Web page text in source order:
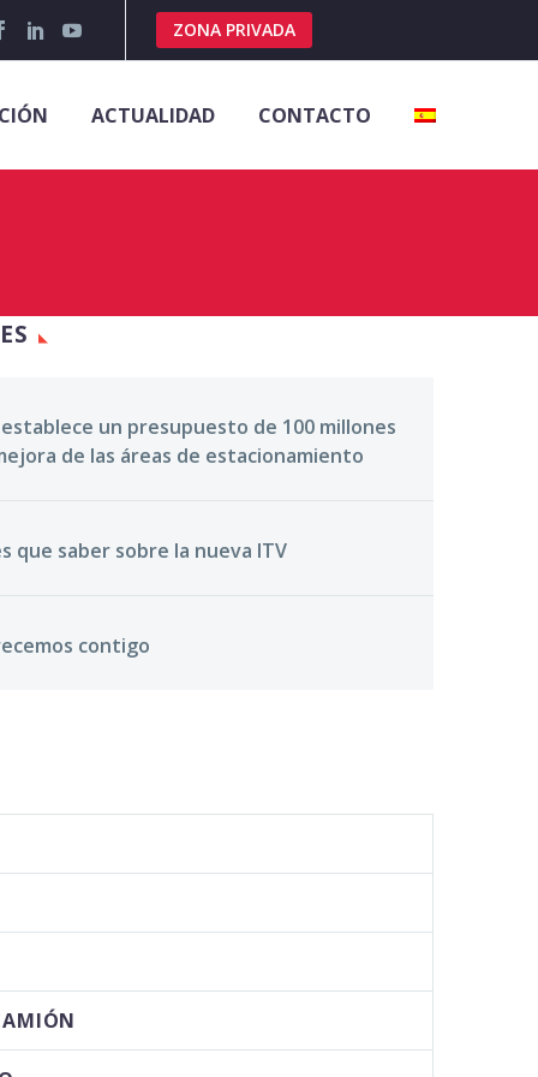
ZONA PRIVADA
ACTUALIDAD CONTACTO
establece un presupuesto de 100 millones
de las áreas de estacionamiento
que saber sobre la nueva ITV
contigo